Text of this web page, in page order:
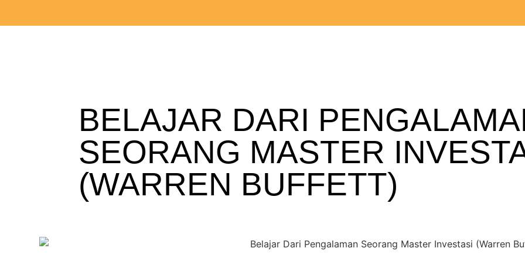
BELAJAR DARI
SEORANG MASTER
(WARREN BUFFETT)